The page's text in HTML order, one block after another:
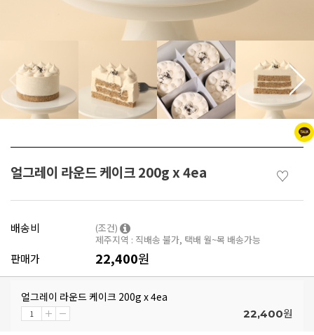
얼그레이 라운드 케이크 200g x 4ea ♡
배송비
(조건)
제주지역 : 직배송 불가, 택배 월~목 배송가능
판매가 22,400원
얼그레이 라운드 케이크 200g x 4ea
22,400원